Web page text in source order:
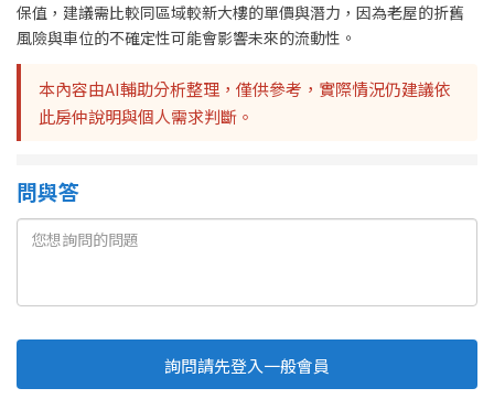
保值，建議需比較同區域較新大樓的單價與潛力，因為老屋的折舊
風險與車位的不確定性可能會影響未來的流動性。
本內容由AI輔助分析整理，僅供參考，實際情況仍建議依
此房仲說明與個人需求判斷。
問與答
詢問請先登入一般會員